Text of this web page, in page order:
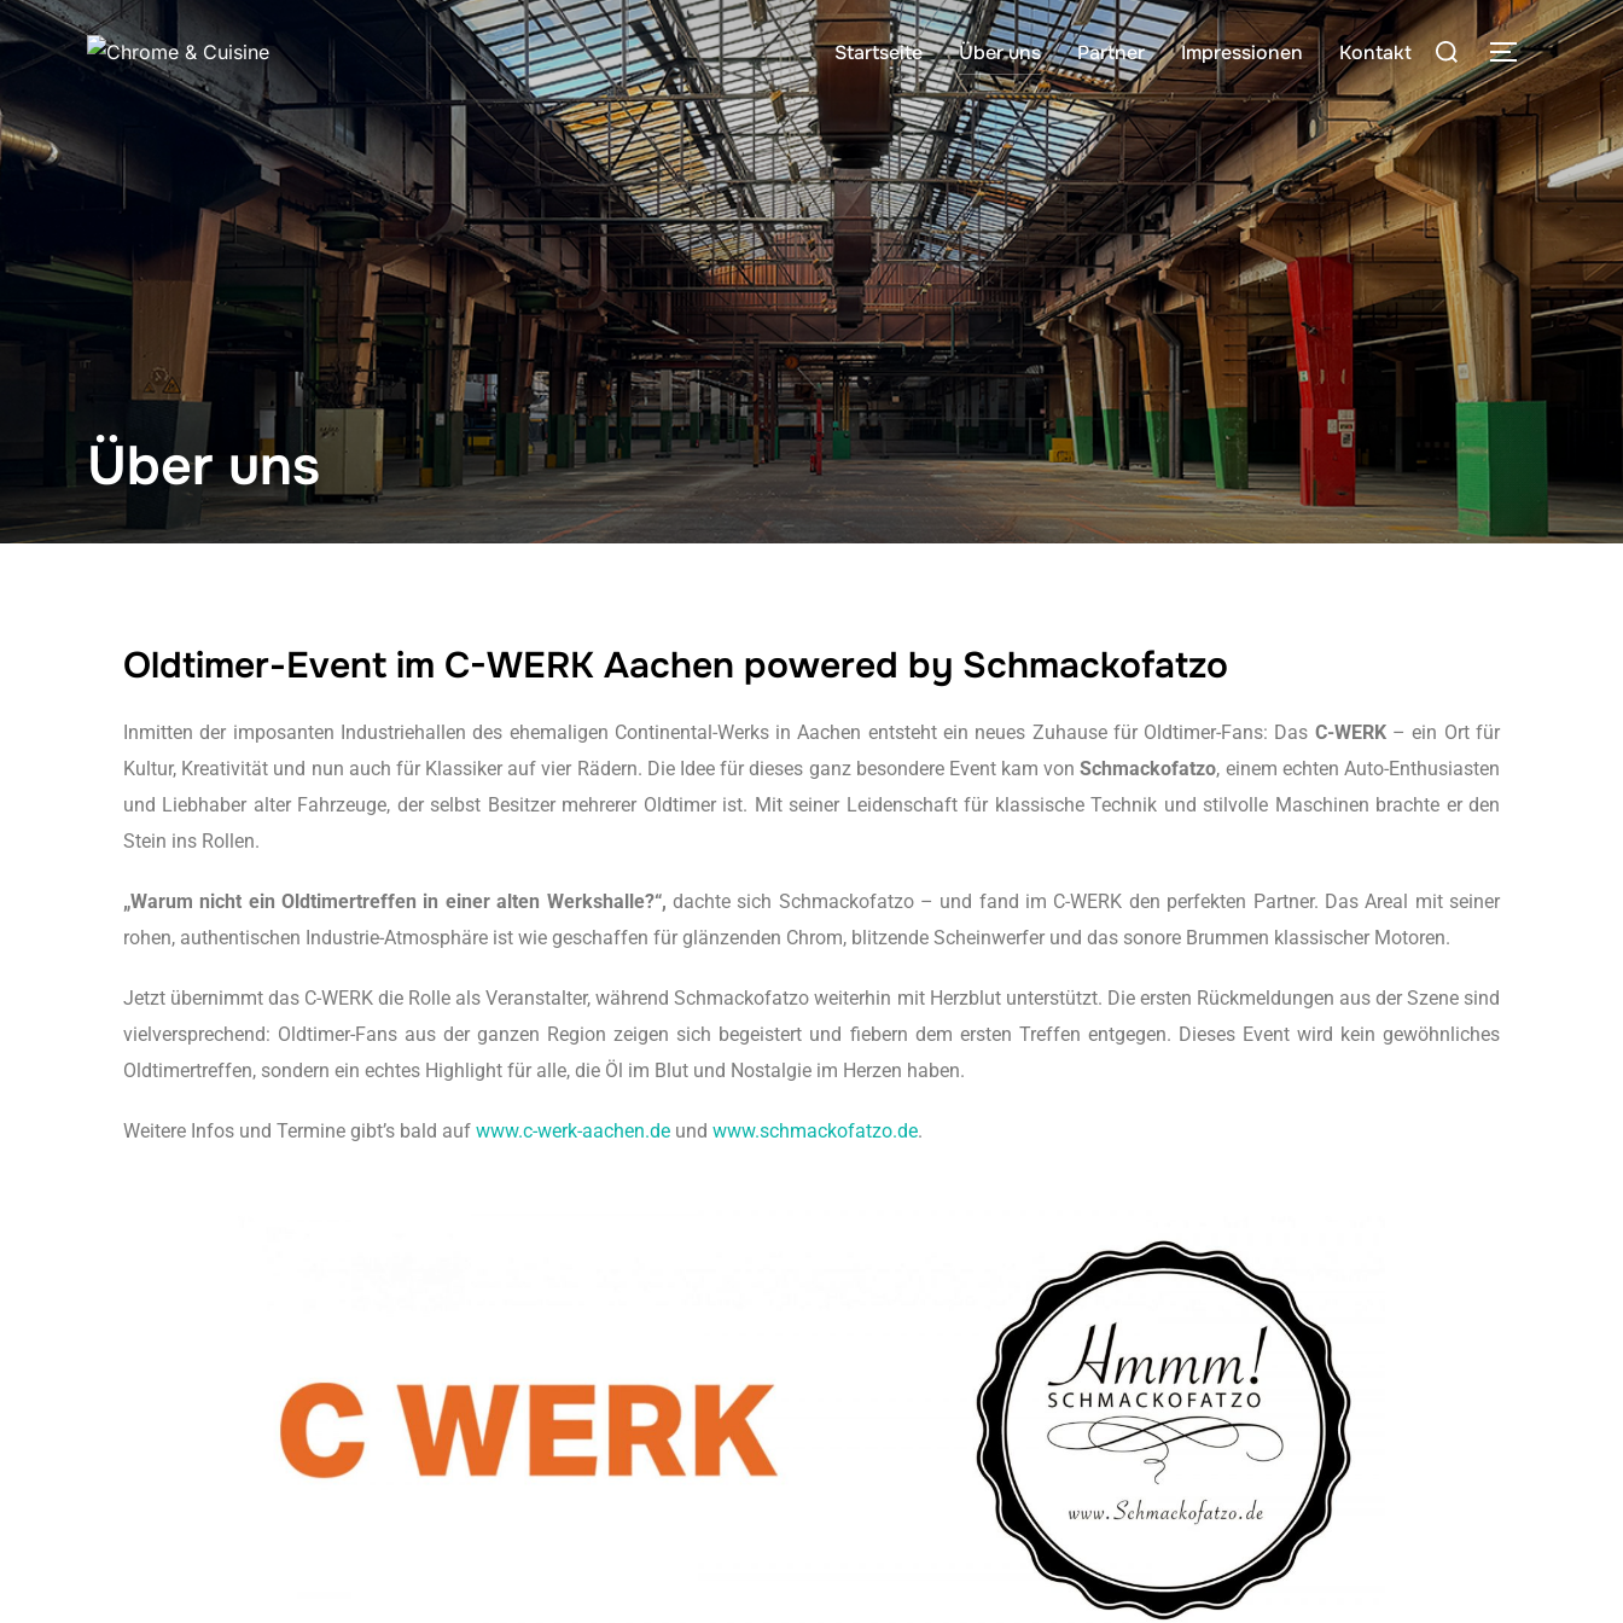
Startseite Über uns Partner Impressionen Kontakt
Über uns
Oldtimer-Event im C-WERK Aachen powered by Schmackofatzo
Inmitten der imposanten Industriehallen des ehemaligen Continental-Werks in Aachen entsteht ein neues Zuhause für Oldtimer-Fans: Das C-WERK– ein Ort für
Kultur, Kreativität und nun auch für Klassiker auf vier Rädern. Die Idee für dieses ganz besondere Event kam vonSchmackofatzo, einem echten Auto-Enthusiasten
und Liebhaber alter Fahrzeuge, der selbst Besitzer mehrerer Oldtimer ist. Mit seiner Leidenschaft für klassische Technik und stilvolle Maschinen brachte er den
Stein ins Rollen.
„Warum nicht ein Oldtimertreffen in einer alten Werkshalle?“, dachte sich Schmackofatzo – und fand im C-WERK den perfekten Partner. Das Areal mit seiner
rohen, authentischen Industrie-Atmosphäre ist wie geschaffen für glänzenden Chrom, blitzende Scheinwerfer und das sonore Brummen klassischer Motoren.
Jetzt übernimmt das C-WERK die Rolle als Veranstalter, während Schmackofatzo weiterhin mit Herzblut unterstützt. Die ersten Rückmeldungen aus der Szene sind
vielversprechend: Oldtimer-Fans aus der ganzen Region zeigen sich begeistert und fiebern dem ersten Treffen entgegen. Dieses Event wird kein gewöhnliches
Oldtimertreffen, sondern ein echtes Highlight für alle, die Öl im Blut und Nostalgie im Herzen haben.
Weitere Infos und Termine gibt’s bald auf www.c-werk-aachen.de und www.schmackofatzo.de.